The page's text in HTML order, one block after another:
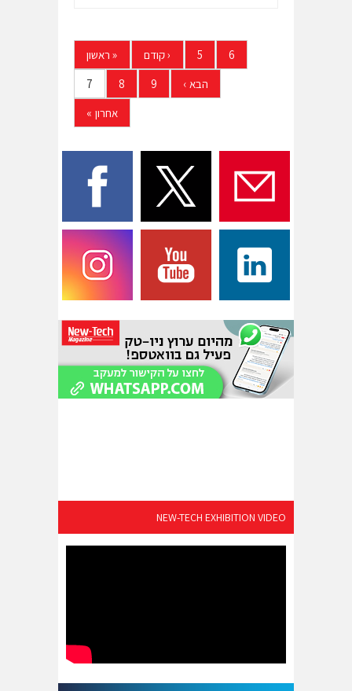
« ראשון ‹קודם 5
6
7
8 9 הבא ›
אחרון »
NEW-TECH EXHIBITION VIDEO